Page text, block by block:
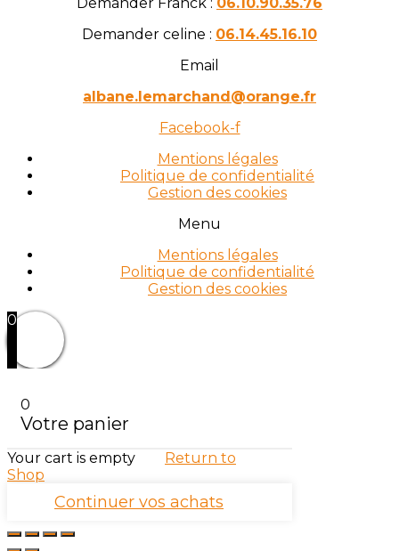
Demander celine : 06.14.45.16.10
Email
albane.lemarchand@orange.fr
Facebook-f
Mentions légales
Politique de confidentialité
Gestion des cookies
Menu
Mentions légales
Politique de confidentialité
Gestion des cookies
0
0
Votre panier
Your cart is empty
Return to
Shop
Continuer vos achats